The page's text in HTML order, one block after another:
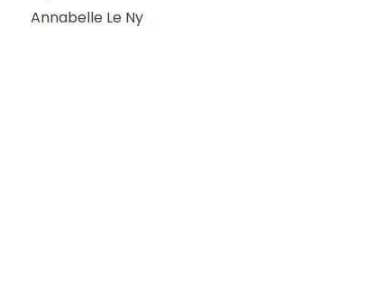
Annabelle Le Ny